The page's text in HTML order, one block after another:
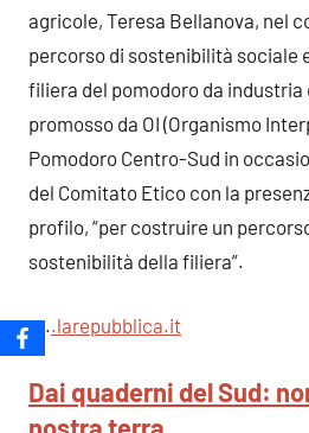
agricole, Teresa Bellanova, nel
percorso di sostenibilità sociale
filiera del pomodoro da industria
promosso da OI (Organismo
Pomodoro Centro-Sud in
del Comitato Etico con la
profilo, “per costruire un
sostenibilità della filiera”.
…..larepubblica.it
Dai quaderni del Sud:
nostra terra